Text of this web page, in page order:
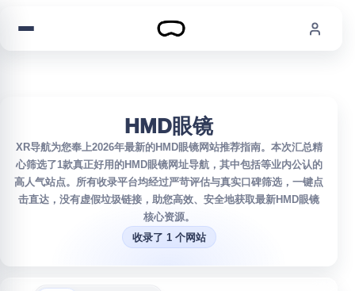
HMD眼镜
XR导航为您奉上2026年最新的HMD眼镜网站推荐指南。本次汇总精
心筛选了1款真正好用的HMD眼镜网址导航，其中包括等业内公认的
高人气站点。所有收录平台均经过严苛评估与真实口碑筛选，一键点
击直达，没有虚假垃圾链接，助您高效、安全地获取最新HMD眼镜
核心资源。
收录了 1 个网站